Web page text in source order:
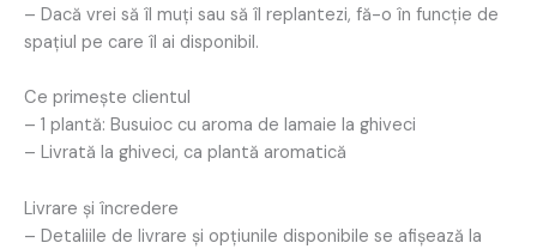
– Dacă vrei să îl muți sau să îl replantezi, fă-o în funcție de
spațiul pe care îl ai disponibil.
Ce primește clientul
– 1 plantă: Busuioc cu aroma de lamaie la ghiveci
– Livrată la ghiveci, ca plantă aromatică
Livrare și încredere
– Detaliile de livrare și opțiunile disponibile se afișează la